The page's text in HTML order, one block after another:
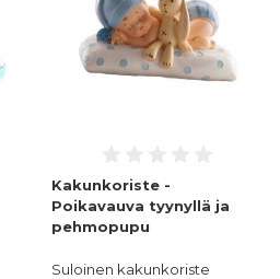
Kakunkoriste -
Poikavauva tyynyllä ja
pehmopupu
Suloinen kakunkoriste